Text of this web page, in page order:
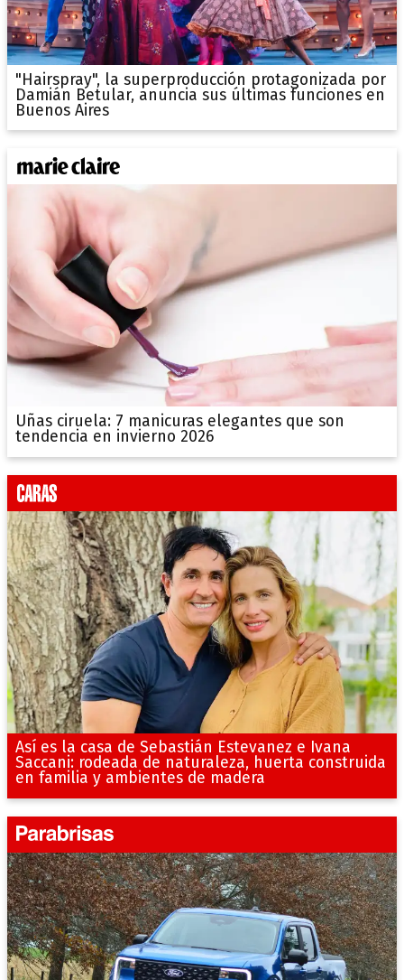
"Hairspray", la superproducción protagonizada por
Damián Betular, anuncia sus últimas funciones en
Buenos Aires
Uñas ciruela: 7 manicuras elegantes que son
tendencia en invierno 2026
Así es la casa de Sebastián Estevanez e Ivana
Saccani: rodeada de naturaleza, huerta construida
en familia y ambientes de madera